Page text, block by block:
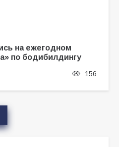
на ежегодном
по бодибилдингу
156